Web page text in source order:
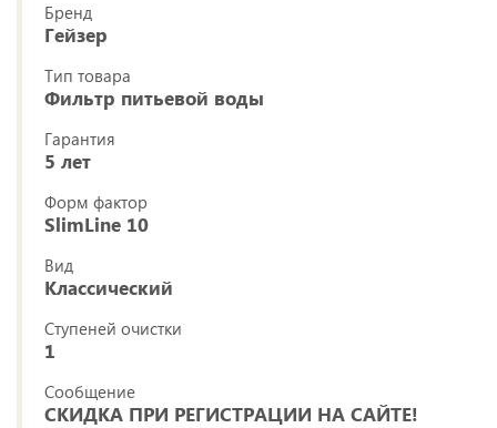
Бренд
Гейзер
Тип товара
Фильтр питьевой воды
Гарантия
5 лет
Форм фактор
SlimLine 10
Вид
Классический
Ступеней очистки
1
Сообщение
СКИДКА ПРИ РЕГИСТРАЦИИ НА САЙТЕ!